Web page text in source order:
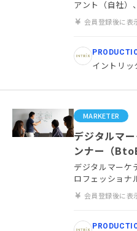
アント（自社）
会員登録後に表
イントリ
MARKETER
デジタルマ
ンナー（
デジタルマーケ
ロフェッショナ
会員登録後に表